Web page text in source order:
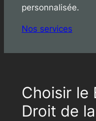
personnalisée.
Nos services
Choisir le
Droit de